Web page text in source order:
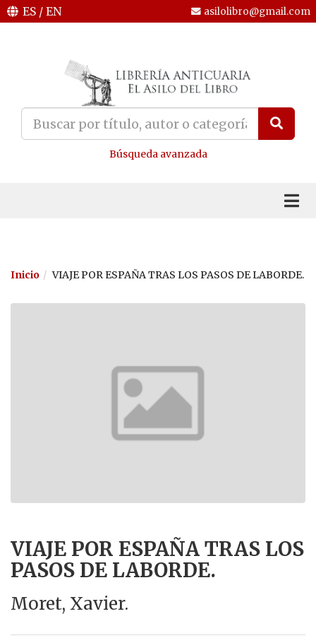
ES / EN asilolibro@gmail.com
Búsqueda avanzada
Inicio VIAJE POR ESPAÑA TRAS LOS PASOS DE LABORDE.
VIAJE POR ESPAÑA TRAS LOS
PASOS DE LABORDE.
Moret, Xavier.